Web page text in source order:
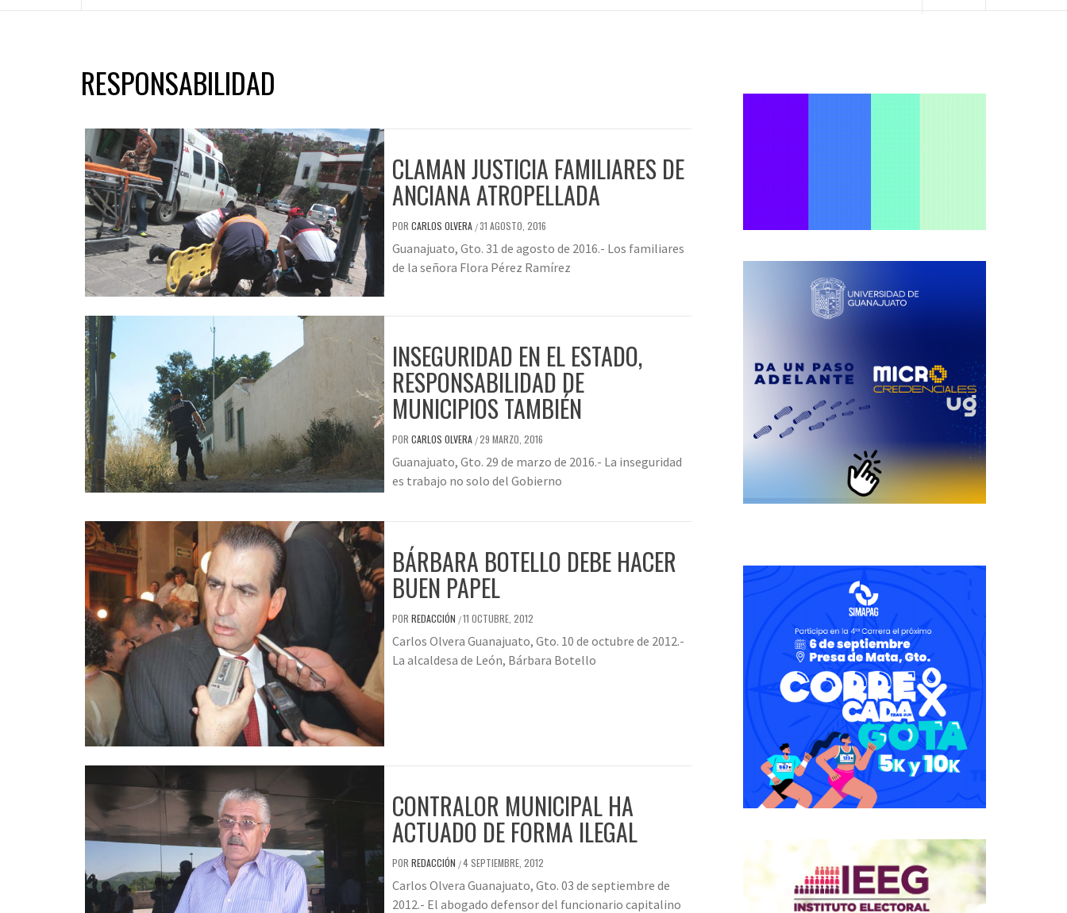
RESPONSABILIDAD
CLAMAN JUSTICIA FAMILIARES DE
ANCIANA ATROPELLADA
POR CARLOS OLVERA /31 AGOSTO, 2016
Guanajuato, Gto. 31 de agosto de 2016.- Los familiares
de la señora Flora Pérez Ramírez
INSEGURIDAD EN EL ESTADO,
RESPONSABILIDAD DE
MUNICIPIOS TAMBIÉN
POR CARLOS OLVERA /29 MARZO, 2016
Guanajuato, Gto. 29 de marzo de 2016.- La inseguridad
es trabajo no solo del Gobierno
BÁRBARA BOTELLO DEBE HACER
BUEN PAPEL
POR REDACCIÓN /11 OCTUBRE, 2012
Carlos Olvera Guanajuato, Gto. 10 de octubre de 2012.-
La alcaldesa de León, Bárbara Botello
CONTRALOR MUNICIPAL HA
ACTUADO DE FORMA ILEGAL
POR REDACCIÓN /4 SEPTIEMBRE, 2012
Carlos Olvera Guanajuato, Gto. 03 de septiembre de
2012.- El abogado defensor del funcionario capitalino